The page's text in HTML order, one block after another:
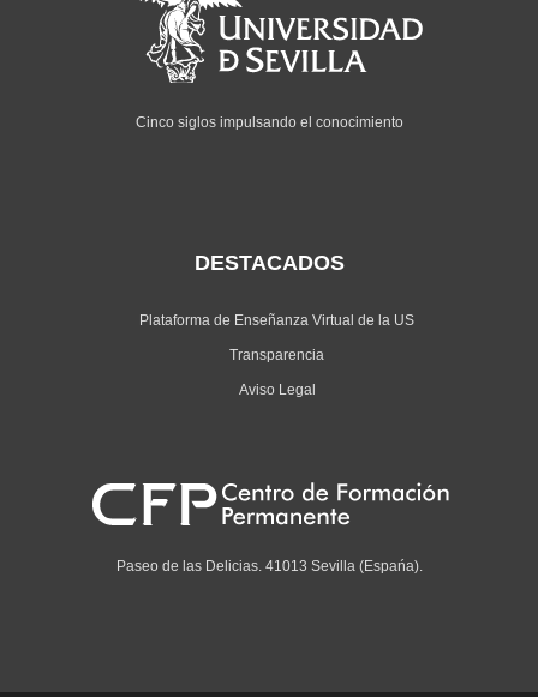
Cinco siglos impulsando el conocimiento
DESTACADOS
Plataforma de Enseñanza Virtual de la US
Transparencia
Aviso Legal
Paseo de las Delicias. 41013 Sevilla (Espańa).